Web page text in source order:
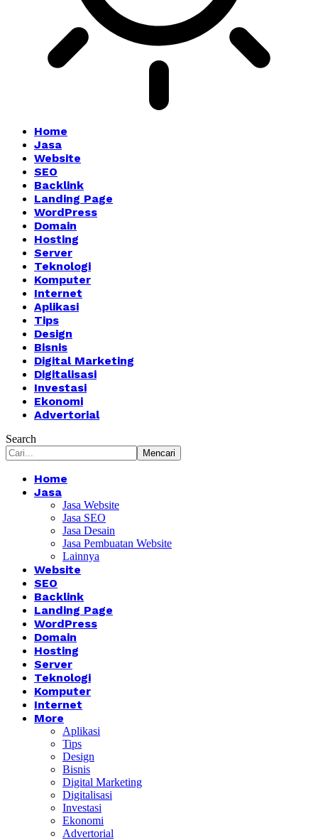
Home
Jasa
Website
SEO
Backlink
Landing Page
WordPress
Domain
Hosting
Server
Teknologi
Komputer
Internet
Aplikasi
Tips
Design
Bisnis
Digital Marketing
Digitalisasi
Investasi
Ekonomi
Advertorial
Search
Home
Jasa
Jasa Website
Jasa SEO
Jasa Desain
Jasa Pembuatan Website
Lainnya
Website
SEO
Backlink
Landing Page
WordPress
Domain
Hosting
Server
Teknologi
Komputer
Internet
More
Aplikasi
Tips
Design
Bisnis
Digital Marketing
Digitalisasi
Investasi
Ekonomi
Advertorial